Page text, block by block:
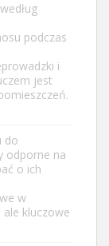
podczas
i
jest
do
odporne na
o ich
w
ale kluczowe